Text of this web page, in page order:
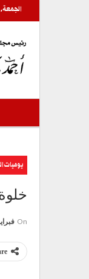
الجمعة,
يوميات
On فبراير 7,